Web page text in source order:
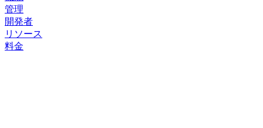
管理
開発者
リソース
料金